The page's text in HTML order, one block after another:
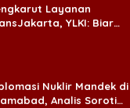
‘Badai Pemeriksaan’
Layanan
YLKI: Biar
Nuklir Mandek di
Analis Soroti